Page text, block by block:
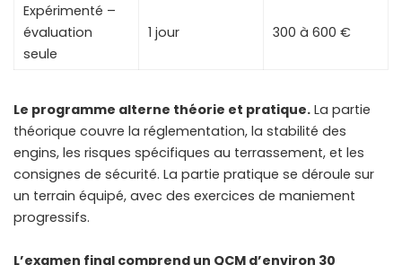
Expérimenté –
évaluation
seule
1 jour 300 à 600 €
Le programme alterne théorie et pratique. La partie
théorique couvre la réglementation, la stabilité des
engins, les risques spécifiques au terrassement, et les
consignes de sécurité. La partie pratique se déroule sur
un terrain équipé, avec des exercices de maniement
progressifs.
L’examen final comprend un QCM d’environ 30